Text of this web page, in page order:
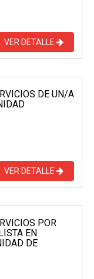
VER DETALLE
DE UN/A
VER DETALLE
POR
EN
DE